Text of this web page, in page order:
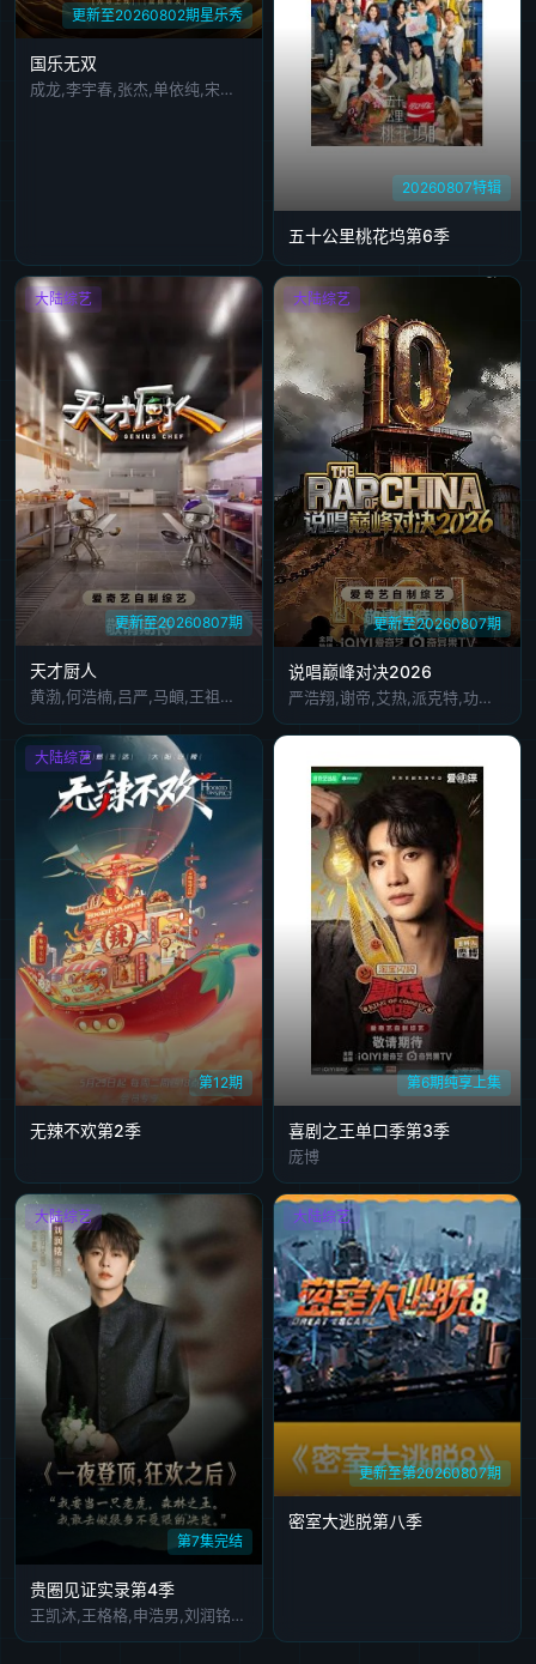
更新至20260802期星乐秀
国乐无双
成龙,李宇春,张杰,单依纯,宋亚轩,梁咏琪,王菀之,王栎鑫,张子墨,何浩楠,李昊,姚晓棠,井胧,邵子恒,徐子未,后弦,林奕匡
20260807特辑
五十公里桃花坞第6季
大陆综艺
更新至20260807期
天才厨人
黄渤,何浩楠,吕严,马頔,王祖蓝,杨超越,岳云鹏,张柏芝
大陆综艺
更新至20260807期
说唱巅峰对决2026
严浩翔,谢帝,艾热,派克特,功夫胖,盛宇,杨长青,刘嘉裕,米尔艾力,李斯丹妮,布瑞吉,翁杰,黄旭,杨博睿,吴嘉轩,白景屹,贰万,孙旸,李大奔,徐赢,郭颖
大陆综艺
第12期
无辣不欢第2季
第6期纯享上集
喜剧之王单口季第3季
庞博
大陆综艺
第7集完结
贵圈见证实录第4季
王凯沐,王格格,申浩男,刘润铭,韩雨彤,曾辉
大陆综艺
更新至第20260807期
密室大逃脱第八季